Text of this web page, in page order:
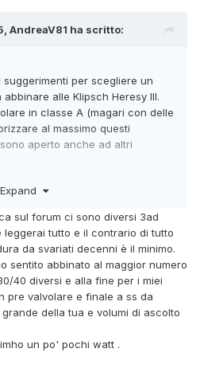
AndreaV81 ha scritto:
per scegliere un
alle Klipsch Heresy III.
in classe A (magari con delle
al massimo questi
aperto anche ad altri
sorgente un piccolo streamer
all'impianto principale in
quadri, per fare qualche
utile consiglio.
Expand
sul forum ci sono diversi 3ad
tutto e il contrario di tutto
da svariati decenni è il minimo.
sentito abbinato al maggior numero
40 diversi e alla fine per i miei
pre valvolare e finale a ss da
della tua e volumi di ascolto
un po' pochi watt .